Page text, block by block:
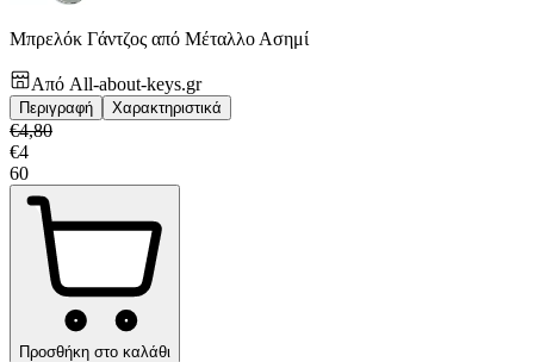
Μπρελόκ Γάντζος από Μέταλλο Ασημί
Από All-about-keys.gr
Περιγραφή Χαρακτηριστικά
€4,80
€4
60
Προσθήκη στο καλάθι